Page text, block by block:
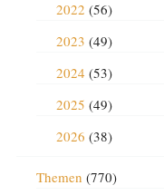
2022 (56)
2023 (49)
2024 (53)
2025 (49)
2026 (38)
Themen (770)